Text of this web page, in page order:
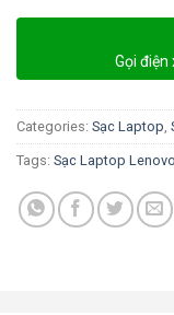
Gọi
Categories: Sạc Laptop,
Tags: Sạc Laptop